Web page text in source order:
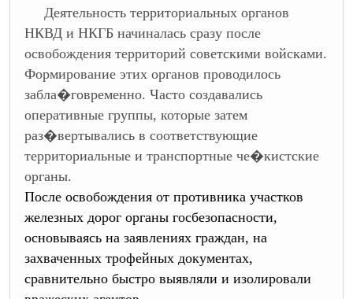
Деятельность территориальных органов
НКВД и НКГБ начиналась сразу после
освобождения территорий советскими войсками.
Формирование этих органов проводилось
забла�говременно. Часто создавались
оперативные группы, которые затем
раз�вертывались в соответствующие
территориальные и транспортные че�кистские
органы.
После освобождения от противника участков
железных дорог органы госбезопасности,
основываясь на заявлениях граждан, на
захваченных трофейных документах,
сравнительно быстро выявляли и изолировали